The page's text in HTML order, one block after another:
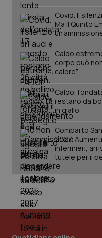
Covid. Il
Ma il Quinto
Caldo
corpo può
calore”
Caldo,
restano da
in giallo
Comparto
2027.
infermieri,
tutele per il